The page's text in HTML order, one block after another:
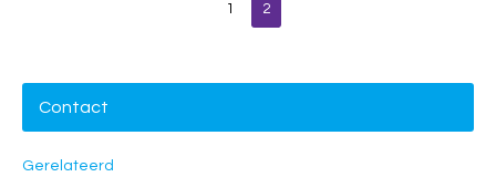
1 2
Contact
Gerelateerd